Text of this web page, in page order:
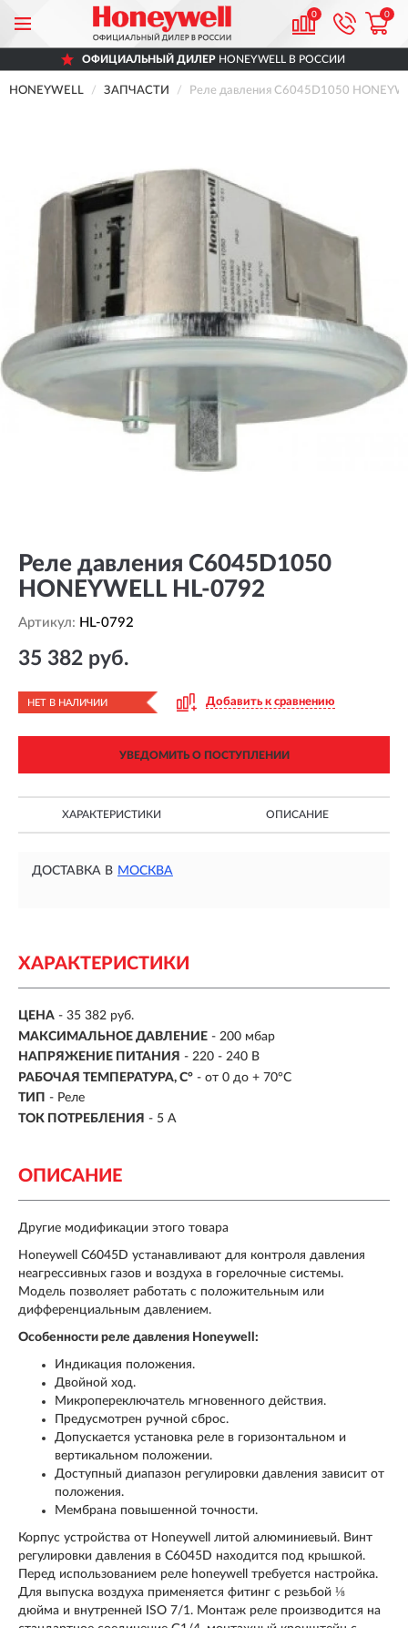
0 0
ОФИЦИАЛЬНЫЙ ДИЛЕР HONEYWELL В РОССИИ
HONEYWELL ЗАПЧАСТИ Реле давления C6045D1050
Реле давления C6045D1050
HONEYWELL HL-0792
Артикул: HL-0792
35 382 руб.
НЕТ В НАЛИЧИИ Добавить к сравнению
УВЕДОМИТЬ О ПОСТУПЛЕНИИ
ХАРАКТЕРИСТИКИ ОПИСАНИЕ
ДОСТАВКА В МОСКВА
ХАРАКТЕРИСТИКИ
ЦЕНА - 35 382 руб.
МАКСИМАЛЬНОЕ ДАВЛЕНИЕ - 200 мбар
НАПРЯЖЕНИЕ ПИТАНИЯ - 220 - 240 В
РАБОЧАЯ ТЕМПЕРАТУРА, C° - от 0 до + 70°C
ТИП - Реле
ТОК ПОТРЕБЛЕНИЯ - 5 А
ОПИСАНИЕ
Другие модификации этого товара
Honeywell C6045D устанавливают для контроля давления
неагрессивных газов и воздуха в горелочные системы.
Модель позволяет работать с положительным или
дифференциальным давлением.
Особенности реле давления Honeywell:
Индикация положения.
Двойной ход.
Микропереключатель мгновенного действия.
Предусмотрен ручной сброс.
Допускается установка реле в горизонтальном и
вертикальном положении.
Доступный диапазон регулировки давления зависит от
положения.
Мембрана повышенной точности.
Корпус устройства от Honeywell литой алюминиевый. Винт
регулировки давления в C6045D находится под крышкой.
Перед использованием реле honeywell требуется настройка.
Для выпуска воздуха применяется фитинг с резьбой ⅛
дюйма и внутренней ISO 7/1. Монтаж реле производится на